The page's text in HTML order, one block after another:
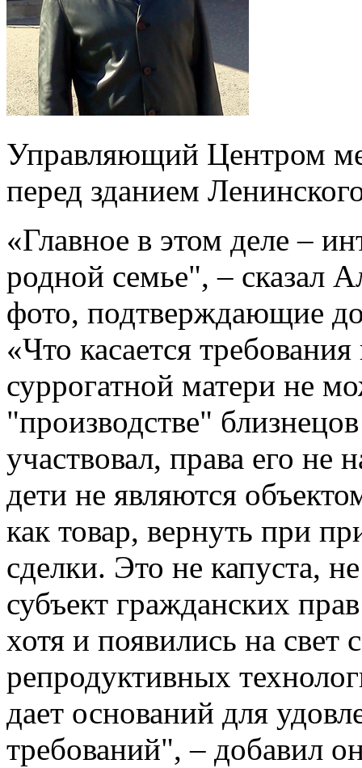
Управляющий Центром
перед зданием
«Главное в этом деле –
родной семье", – сказал
фото, подтверждающие
«Что касается
суррогатной матери не
"производстве"
участвовал, права его
дети не являются
как товар, вернуть при
сделки. Это не капуста,
субъект гражданских
хотя и появились на
репродуктивных
дает оснований для
требований", – добавил